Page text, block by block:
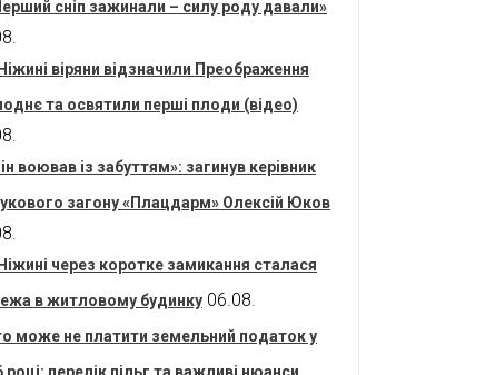
сніп зажинали – силу роду давали»
віряни відзначили Преображення
та освятили перші плоди (відео)
воював із забуттям»: загинув керівник
загону «Плацдарм» Олексій Юков
через коротке замикання сталася
в житловому будинку 06.08.
може не платити земельний податок у
році: перелік пільг та важливі нюанси